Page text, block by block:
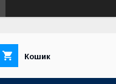
Кошик